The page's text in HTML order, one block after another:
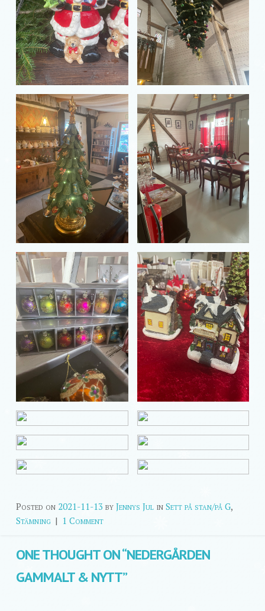
Posted on 2021-11-13 by Jennys Jul in Sett på stan/på G,
Stämning | 1 Comment
ONE THOUGHT ON “NEDERGÅRDEN
GAMMALT & NYTT”